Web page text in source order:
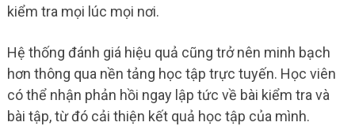
kiểm tra mọi lúc mọi nơi.
Hệ thống đánh giá hiệu quả cũng trở nên minh bạch
hơn thông qua nền tảng học tập trực tuyến. Học viên
có thể nhận phản hồi ngay lập tức về bài kiểm tra và
bài tập, từ đó cải thiện kết quả học tập của mình.